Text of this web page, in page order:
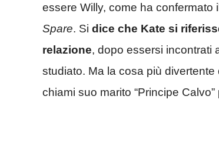
essere Willy, come ha confermato
Spare. Si dice che Kate si
relazione, dopo essersi incontrati
studiato. Ma la cosa più
chiami suo marito “Principe